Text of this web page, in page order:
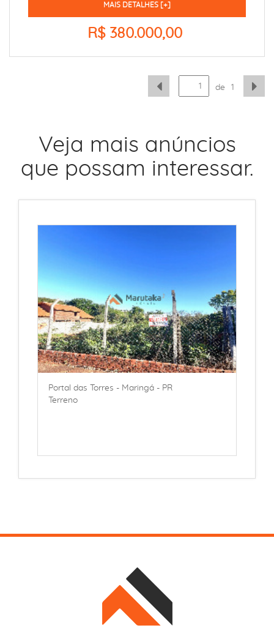
MAIS DETALHES [+]
R$ 380.000,00
de 1
Veja mais anúncios
que possam interessar.
Portal das Torres - Maringá - PR
Terreno